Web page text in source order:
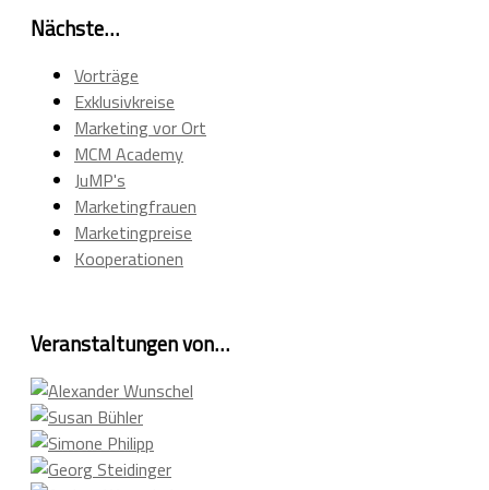
Nächste…
Vorträge
Exklusivkreise
Marketing vor Ort
MCM Academy
JuMP's
Marketingfrauen
Marketingpreise
Kooperationen
Veranstaltungen von…